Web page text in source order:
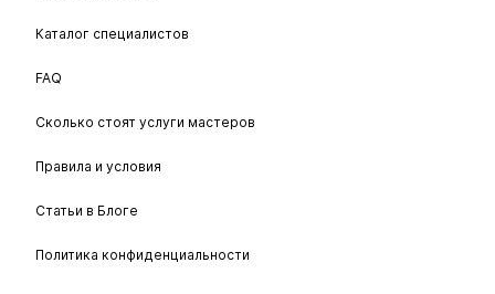
Каталог специалистов
FAQ
Сколько стоят услуги мастеров
Правила и условия
Статьи в Блоге
Политика конфиденциальности